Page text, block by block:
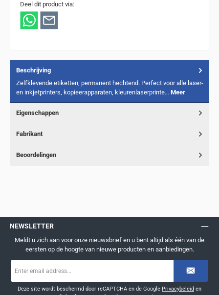
Deel dit product via:
Beschrijving
Zelfklevende etiketten, permanent hechtend. Perfect voor alle laser-
en inkjetprinters, kopieerapparaten, kleurenlaserprinte… Meer
Eigenschappen
Fabrikant
Beoordelingen
NEWSLETTER
Meldt u zich aan voor onze nieuwsbrief en u bent altijd als één van de
eersten op de hoogte van nieuwe producten en aanbiedingen.
mailadres
Deze site wordt beschermd door reCAPTCHA en de Google Privacybeleid en